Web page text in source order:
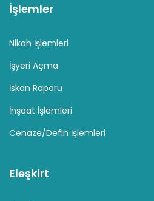
İşlemler
Nikah İşlemleri
İşyeri Açma
İskan Raporu
İnşaat İşlemleri
Cenaze/Defin İşlemleri
Eleşkirt